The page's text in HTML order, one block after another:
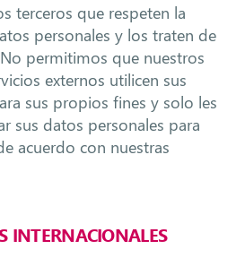
terceros que respeten la
personales y los traten de
permitimos que nuestros
externos utilicen sus
sus propios fines y solo les
sus datos personales para
acuerdo con nuestras
INTERNACIONALES